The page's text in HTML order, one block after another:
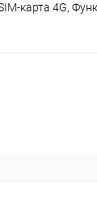
карта 4G,